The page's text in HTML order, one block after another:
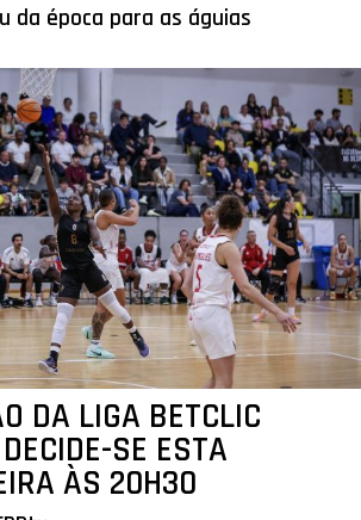
da época para as águias
DA LIGA BETCLIC
SE ESTA
ÀS 20H30